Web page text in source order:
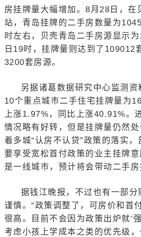
房挂牌量大幅增加。8月28日，在
站，青岛挂牌的二手房数量为
时左右，贝壳青岛二手房源显示
日19时，挂牌量则达到了109012
3200套房源。
另据诸葛数据研究中心监测资
10个重点城市二手住宅挂牌量为
上涨1.97%，同比上涨40.91%。
情况略有好转，但是挂牌量仍然
着多城“认房不认贷”政策的落实，
要享受宽松首付政策的业主挂牌
是一线城市，预计将会带动二手房
据钱江晚报，不过也有一部
谨慎。“政策调整了，可房价和首
很高。目前不会因为政策出炉就‘
考虑小孩上学成本之类的优先级